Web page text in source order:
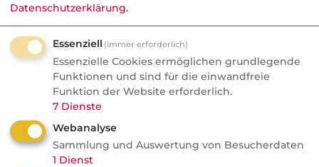
Kategorie:
Nicht industrielle Betriebsversicherung
Datenschutzerklärung.
Essenziell (immer erforderlich)
Essenzielle Cookies ermöglichen grundlegende
Funktionen und sind für die einwandfreie
Funktion der Website erforderlich.
7 Dienste
Webanalyse
Sammlung und Auswertung von Besucherdaten
1 Dienst